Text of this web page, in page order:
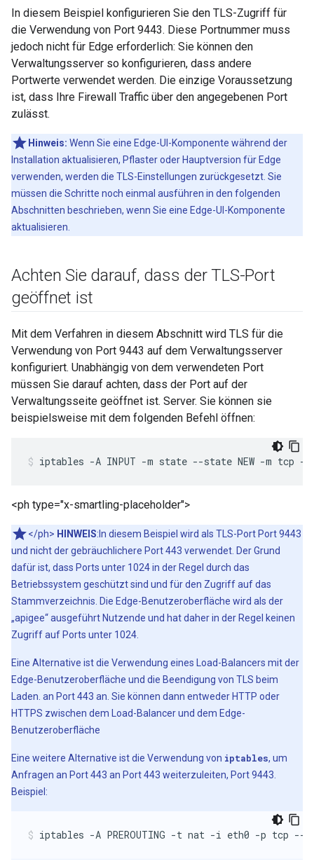
In diesem Beispiel konfigurieren Sie den TLS-Zugriff für
die Verwendung von Port 9443. Diese Portnummer muss
jedoch nicht für Edge erforderlich: Sie können den
Verwaltungsserver so konfigurieren, dass andere
Portwerte verwendet werden. Die einzige Voraussetzung
ist, dass Ihre Firewall Traffic über den angegebenen Port
zulässt.
Hinweis: Wenn Sie eine Edge-UI-Komponente während der
Installation aktualisieren, Pflaster oder Hauptversion für Edge
verwenden, werden die TLS-Einstellungen zurückgesetzt. Sie
müssen die Schritte noch einmal ausführen in den folgenden
Abschnitten beschrieben, wenn Sie eine Edge-UI-Komponente
aktualisieren.
Achten Sie darauf, dass der TLS-Port
geöffnet ist
Mit dem Verfahren in diesem Abschnitt wird TLS für die
Verwendung von Port 9443 auf dem Verwaltungsserver
konfiguriert. Unabhängig von dem verwendeten Port
müssen Sie darauf achten, dass der Port auf der
Verwaltungsseite geöffnet ist. Server. Sie können sie
beispielsweise mit dem folgenden Befehl öffnen:
iptables -A INPUT -m state --state NEW -m tcp -
<ph type="x-smartling-placeholder">
</ph> HINWEIS:In diesem Beispiel wird als TLS-Port Port 9443
und nicht der gebräuchlichere Port 443 verwendet. Der Grund
dafür ist, dass Ports unter 1024 in der Regel durch das
Betriebssystem geschützt sind und für den Zugriff auf das
Stammverzeichnis. Die Edge-Benutzeroberfläche wird als der
„apigee“ ausgeführt Nutzende und hat daher in der Regel keinen
Zugriff auf Ports unter 1024.
Eine Alternative ist die Verwendung eines Load-Balancers mit der
Edge-Benutzeroberfläche und die Beendigung von TLS beim
Laden. an Port 443 an. Sie können dann entweder HTTP oder
HTTPS zwischen dem Load-Balancer und dem Edge-
Benutzeroberfläche
Eine weitere Alternative ist die Verwendung von iptables, um
Anfragen an Port 443 an Port 443 weiterzuleiten, Port 9443.
Beispiel:
iptables -A PREROUTING -t nat -i eth0 -p tcp --